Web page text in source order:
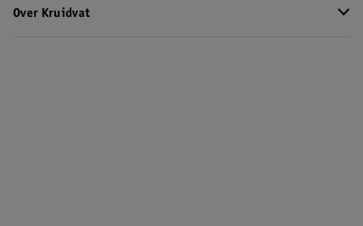
Over Kruidvat